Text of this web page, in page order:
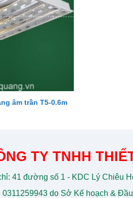
âm trần T5-0.6m
TY TNHH
41 đường số 1 - KDC Lý Chiêu
0311259943 do Sở Kế hoạch &